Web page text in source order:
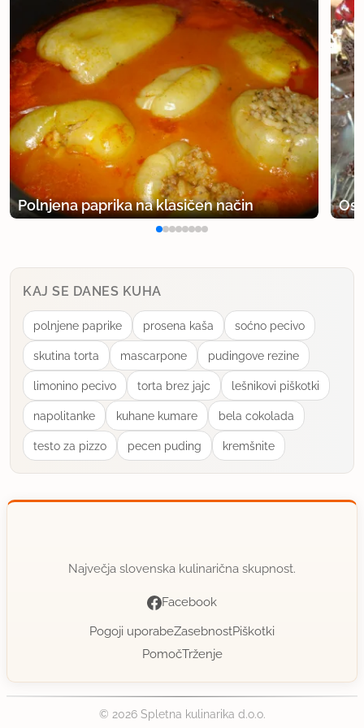
Polnjena paprika na klasičen način
KAJ SE DANES KUHA
polnjene paprike prosena kaša soćno pecivo
skutina torta mascarpone pudingove rezine
limonino pecivo torta brez jajc lešnikovi piškotki
napolitanke kuhane kumare bela cokolada
testo za pizzo pecen puding kremšnite
Največja slovenska kulinarična skupnost.
Facebook
Pogoji uporabeZasebnostPiškotki
PomočTrženje
© 2026 Spletna kulinarika d.o.o.